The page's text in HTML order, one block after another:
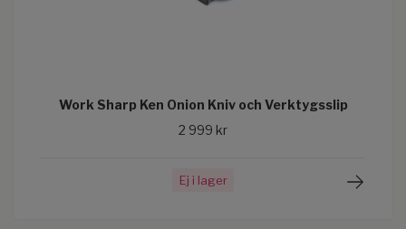
Work Sharp Ken Onion Kniv och Verktygsslip
2 999 kr
Ej i lager